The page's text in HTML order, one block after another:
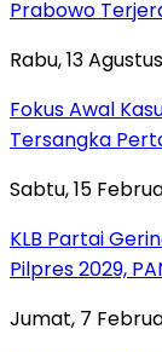
Prabowo
Rabu, 13
Fokus Awal
Tersangka
Sabtu, 15
KLB Partai
Pilpres 2029,
Jumat, 7